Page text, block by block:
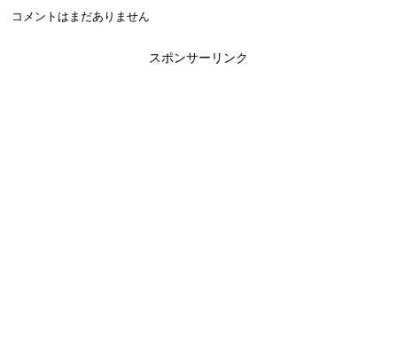
コメントはまだありません
スポンサーリンク